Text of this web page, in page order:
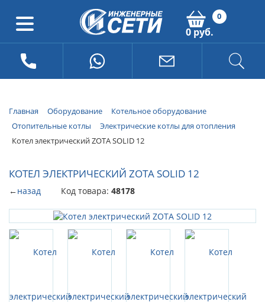
0
0 руб.
Главная Оборудование
Котельное оборудование
Отопительные котлы
Электрические котлы для отопления
Котел электрический ZOTA SOLID 12
КОТЕЛ ЭЛЕКТРИЧЕСКИЙ ZOTA SOLID 12
←назад Код товара: 48178